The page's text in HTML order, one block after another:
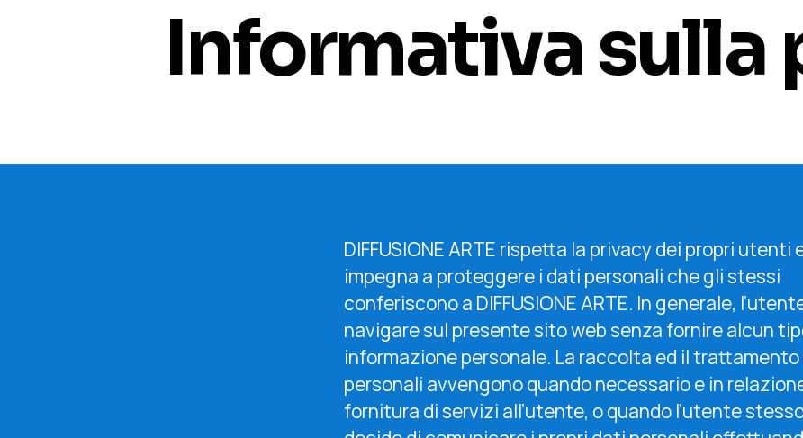
Informativa sulla
DIFFUSIONE ARTE rispetta la privacy dei propri utenti
impegna a proteggere i dati personali che gli stessi
conferiscono a DIFFUSIONE ARTE. In generale,
navigare sul presente sito web senza fornire alcun
informazione personale. La raccolta ed il
personali avvengono quando necessario e in
fornitura di servizi all’utente, o quando l’utente